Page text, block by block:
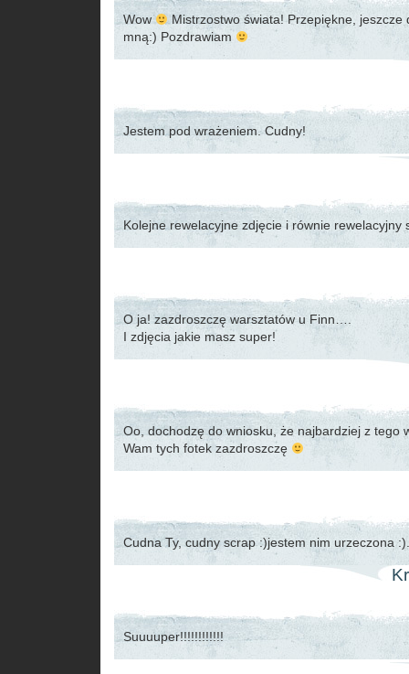
Wow
Mistrzostwo świata! Przepiękne, jeszcze
mną:) Pozdrawiam
Jestem pod wrażeniem. Cudny!
Kolejne rewelacyjne zdjęcie i równie rewelacyjny
O ja! zazdroszczę warsztatów u Finn….
I zdjęcia jakie masz super!
Oo, dochodzę do wniosku, że najbardziej z tego
Wam tych fotek zazdroszczę
Cudna Ty, cudny scrap :)jestem nim urzeczona :).
Suuuuper!!!!!!!!!!!!